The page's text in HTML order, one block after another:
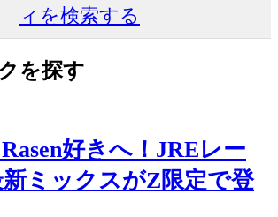
ィを検索する
を探す
好きへ！JREレー
ミックスがZ限定で登